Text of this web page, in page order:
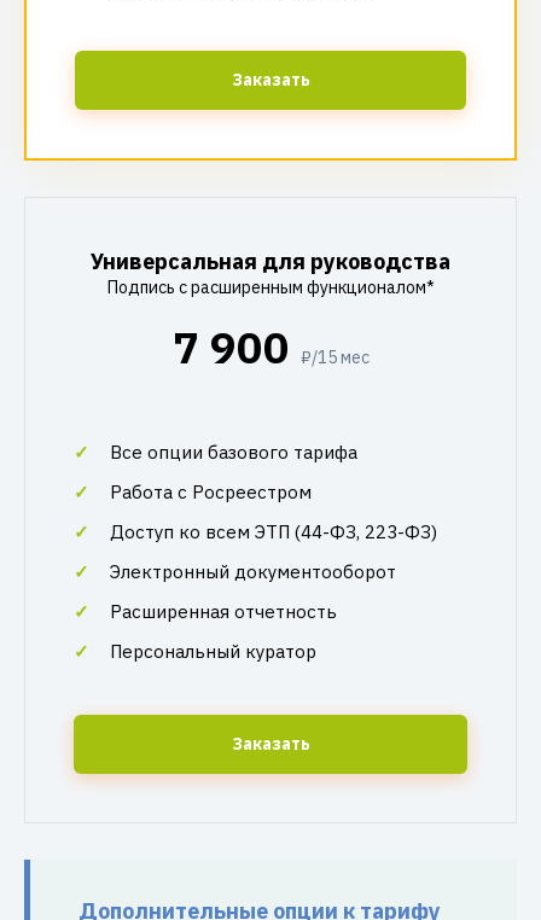
Заказать
Универсальная для руководства
Подпись с расширенным функционалом*
7 900 ₽/15 мес
Все опции базового тарифа
Работа с Росреестром
Доступ ко всем ЭТП (44-ФЗ, 223-ФЗ)
Электронный документооборот
Расширенная отчетность
Персональный куратор
Заказать
Дополнительные опции к тарифу